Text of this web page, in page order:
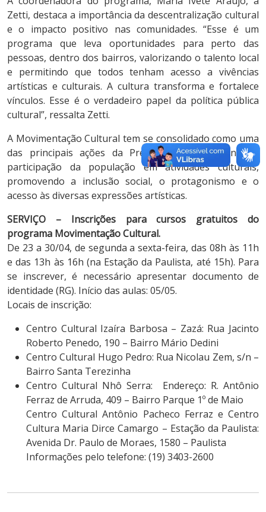
Zetti, destaca a importância da descentralização cultural
e o impacto positivo nas comunidades. “Esse é um
programa que leva oportunidades para perto das
pessoas, dentro dos bairros, valorizando o talento local
e permitindo que todos tenham acesso a vivências
artísticas e culturais. A cultura transforma e fortalece
vínculos. Esse é o verdadeiro papel da política pública
cultural”, ressalta Zetti.
A Movimentação Cultural tem se consolidado como uma
das principais ações da Prefeitura para garantir a
participação da população em atividades culturais,
promovendo a inclusão social, o protagonismo e o
acesso às diversas expressões artísticas.
SERVIÇO –Inscrições para cursos gratuitos do
programa Movimentação Cultural.
De 23 a 30/04, de segunda a sexta-feira, das 08h às 11h
e das 13h às 16h (na Estação da Paulista, até 15h). Para
se inscrever, é necessário apresentar documento de
identidade (RG). Início das aulas: 05/05.
Locais de inscrição:
Centro Cultural Izaíra Barbosa – Zazá: Rua Jacinto
Roberto Penedo, 190 – Bairro Mário Dedini
Centro Cultural Hugo Pedro: Rua Nicolau Zem, s/n –
Bairro Santa Terezinha
Centro Cultural Nhô Serra: Endereço: R. Antônio
Ferraz de Arruda, 409 – Bairro Parque 1º de Maio
Centro Cultural Antônio Pacheco Ferraz e Centro
Cultura Maria Dirce Camargo – Estação da Paulista:
Avenida Dr. Paulo de Moraes, 1580 – Paulista
Informações pelo telefone: (19) 3403-2600